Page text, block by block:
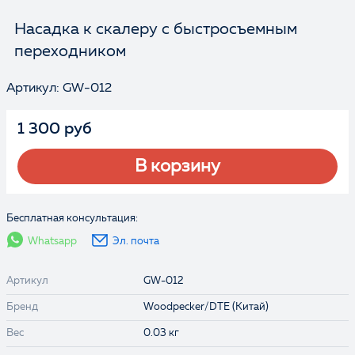
Прайс-лист
Насадка к скалеру с быстросъемным
переходником
Артикул: GW-012
1 300 руб
В корзину
Бесплатная консультация:
Whatsapp Эл. почта
Артикул GW-012
Бренд Woodpecker/DTE (Китай)
Вес 0.03 кг